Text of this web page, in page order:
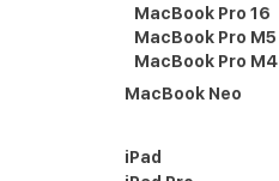
MacBook Pro 16
MacBook Pro M5
MacBook Pro M4
MacBook Neo
iPad